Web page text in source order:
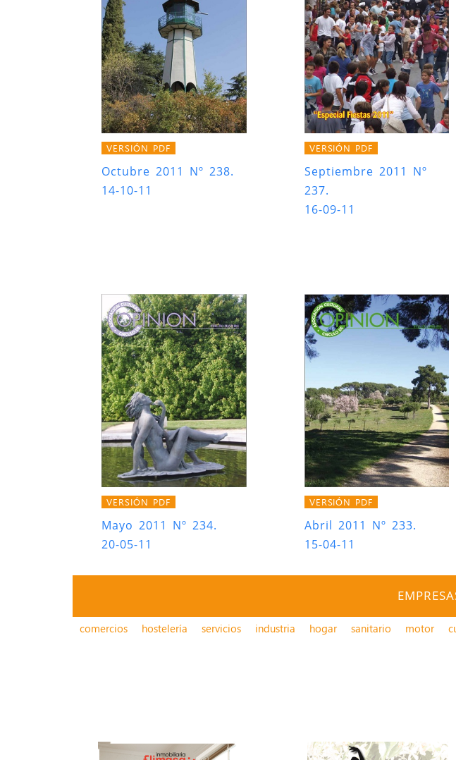
VERSIÓN PDF
Octubre 2011 Nº 238.
14-10-11
VERSIÓN PDF
Septiembre 2011 Nº
237.
16-09-11
VERSIÓN PDF
Mayo 2011 Nº 234.
20-05-11
VERSIÓN PDF
Abril 2011 Nº 233.
15-04-11
comercios hostelería servicios industria hogar sanitario motor